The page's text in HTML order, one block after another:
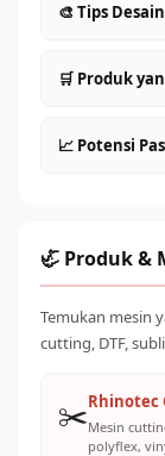
🎨 Tips
yang lebih
menghindari
Simpan
terbaik
🛒 Produk
tim)
Tote bag,
Produk
kantor
📈 Potensi
gathering),
🦏 Produk &
Temukan mesin
cutting, DTF,
✂️Rhinotec
Mesin
polyflex,